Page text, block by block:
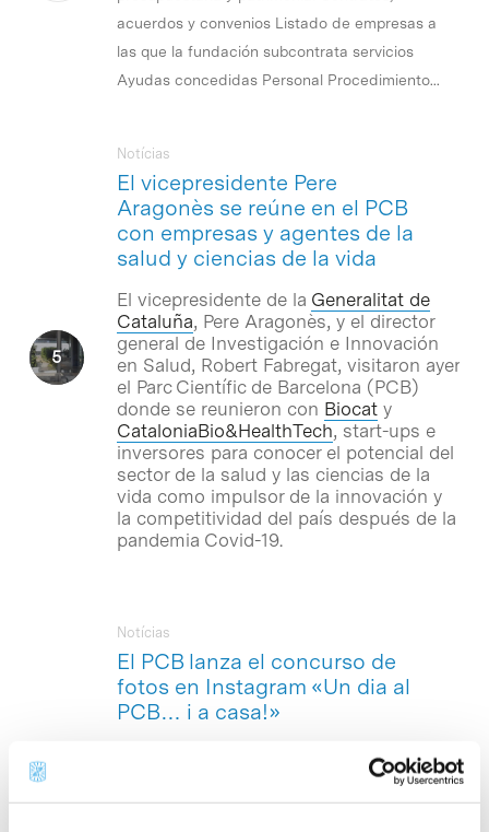
acuerdos y convenios Listado de empresas a
las que la fundación subcontrata servicios
Ayudas concedidas Personal Procedimiento...
El vicepresidente Pere
Aragonès se reúne en el PCB
con empresas y agentes de la
salud y ciencias de la vida
Notícias
El vicepresidente de la Generalitat de
Cataluña, Pere Aragonès, y el director
general de Investigación e Innovación
en Salud, Robert Fabregat, visitaron ayer
el Parc Científic de Barcelona (PCB)
donde se reunieron con Biocaty
CataloniaBio&HealthTech, start-ups e
inversores para conocer el potencial del
sector de la salud y las ciencias de la
vida como impulsor de la innovación y
la competitividad del país después de la
pandemia Covid-19.
El PCB lanza el concurso de
fotos en Instagram «Un dia al
PCB… i a casa!»
Notícias
El Parc Científic de Barcelona presenta
«Un dia al PCB… i a casa!», una edición